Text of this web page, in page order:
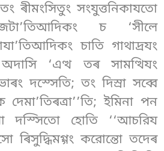
ৰীমংসিতুং সংযুত্তনিকাযতো
চ ‘সীলে
চাতি গাথাদ্ৰযং
‘এত্থ তৰ সামত্থিযং
দস্সেতি; তং দিস্ৰা সব্বে
দেমা’তিৰত্ৰা’’তি; ইমিনা পন
দস্সিতো হোতি ‘‘আচরিয
ৰিসুদ্ধিমগ্গং করোন্তো তদেৰ